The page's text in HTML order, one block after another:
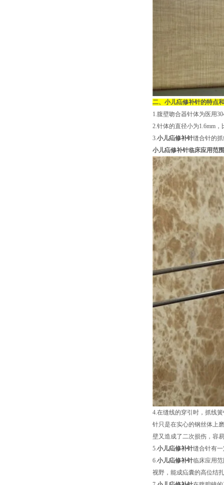
二、 小儿疝修补针的特点
1.腹壁吻合器针体为医用
2.针体的直径小为1.6mm
3.小儿疝修补针缝合针的
小儿疝修补针临床应用范
4.在缝线的穿引时，抓线
针只是在实心的钢丝体上
壁又造成了二次损伤，容
5.小儿疝修补针缝合针有
6.小儿疝修补针临床应用
视野，能成疝囊的高位结